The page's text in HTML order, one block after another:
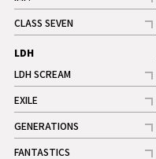
記事
CLASS SEVEN
記事
LDH
LDH SCREAM
記事
EXILE
記事
GENERATIONS
記事
FANTASTICS